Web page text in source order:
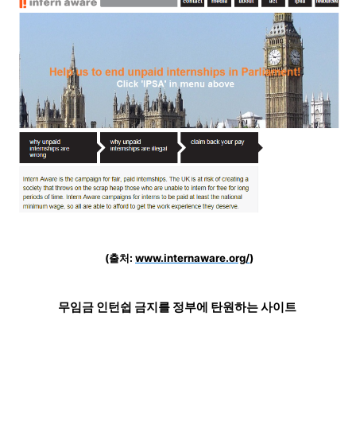
(출처: www.internaware.org/)
무임금 인턴쉽 금지를 정부에 탄원하는 사이트